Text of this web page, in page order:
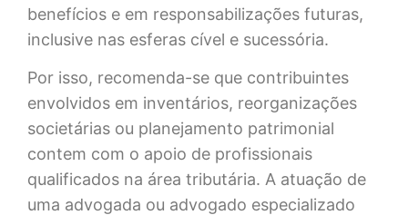
benefícios e em responsabilizações futuras,
inclusive nas esferas cível e sucessória.
Por isso, recomenda-se que contribuintes
envolvidos em inventários, reorganizações
societárias ou planejamento patrimonial
contem com o apoio de profissionais
qualificados na área tributária. A atuação de
uma advogada ou advogado especializado